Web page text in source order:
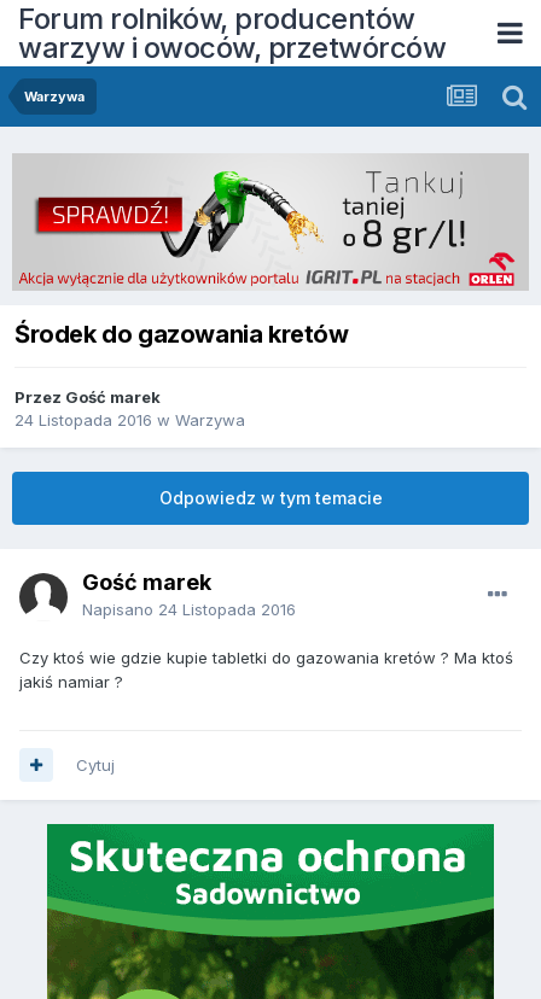
Forum rolników, producentów
warzyw i owoców, przetwórców
Warzywa
Środek do gazowania kretów
Przez Gość marek
24 Listopada 2016 w Warzywa
Odpowiedz w tym temacie
Gość marek
Napisano 24 Listopada 2016
Czy ktoś wie gdzie kupie tabletki do gazowania kretów ? Ma ktoś
jakiś namiar ?
Cytuj